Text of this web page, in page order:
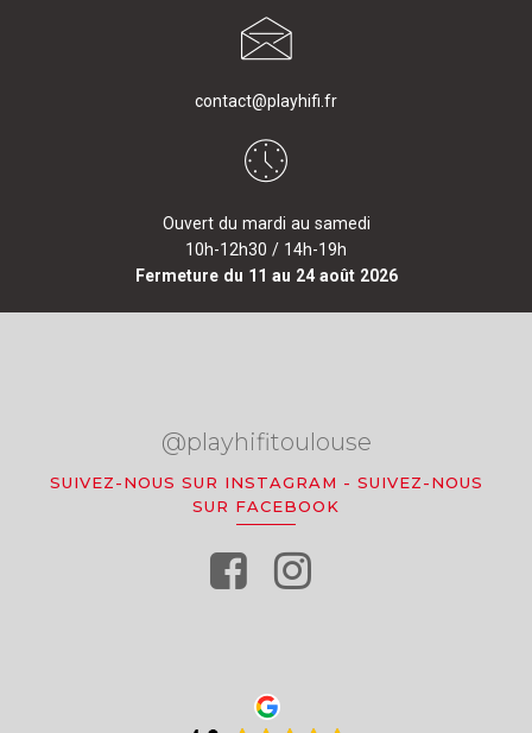
contact@playhifi.fr
Ouvert du mardi au samedi
10h-12h30 / 14h-19h
Fermeture du 11 au 24 août 2026
@playhifitoulouse
SUIVEZ-NOUS SUR INSTAGRAM - SUIVEZ-NOUS
SUR FACEBOOK